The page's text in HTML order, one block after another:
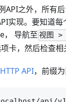
API之外，所有
实现。要知道每
， 导航至视图 >
卡，然后检查相
API，前缀为